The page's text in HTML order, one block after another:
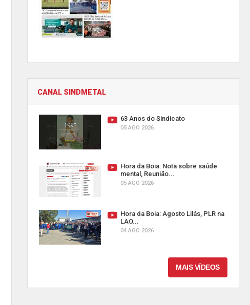
CANAL SINDMETAL
63 Anos do Sindicato
05 AGO 2026
Hora da Boia: Nota sobre saúde
mental, Reunião...
05 AGO 2026
Hora da Boia: Agosto Lilás, PLR na
LAO...
04 AGO 2026
MAIS VÍDEOS